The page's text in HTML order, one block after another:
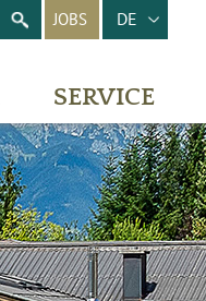
JOBS DE
SERVICE